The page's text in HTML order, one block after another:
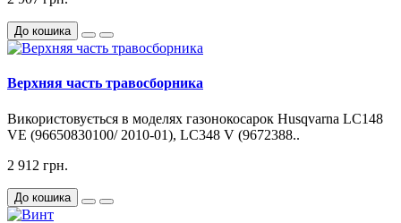
До кошика
Верхняя часть травосборника
Використовується в моделях газонокосарок Husqvarna LC148
VE (96650830100/ 2010-01), LC348 V (9672388..
2 912 грн.
До кошика